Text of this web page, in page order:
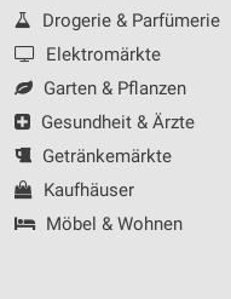
Drogerie & Parfümerie
Elektromärkte
Garten & Pflanzen
Gesundheit & Ärzte
Getränkemärkte
Kaufhäuser
Möbel & Wohnen